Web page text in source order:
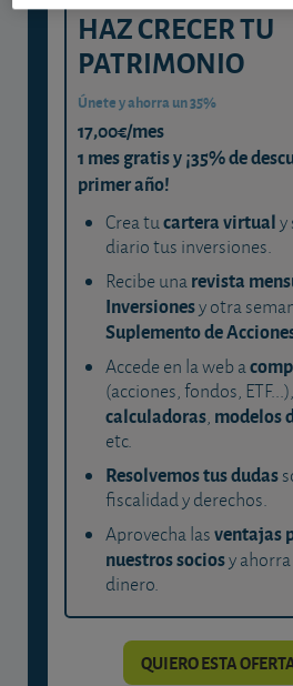
HAZ CRECER TU
PATRIMONIO
Únete y ahorra un 35%
17,00€/mes
1 mes gratis y ¡35% de
primer año!
Crea tucartera virtualy
diario tus inversiones.
Recibe unarevista
Inversionesy otra
Suplemento de
Accede en la web a
(acciones, fondos, ETF...),
calculadoras, modelos
etc.
Resolvemos tus dudas
fiscalidad y derechos.
Aprovecha lasventajas
nuestros sociosy
dinero.
QUIERO ESTA